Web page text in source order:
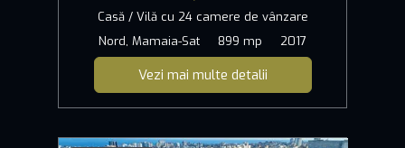
Casă / Vilă cu 24 camere de vânzare
Nord, Mamaia-Sat
899 mp 2017
Vezi mai multe detalii